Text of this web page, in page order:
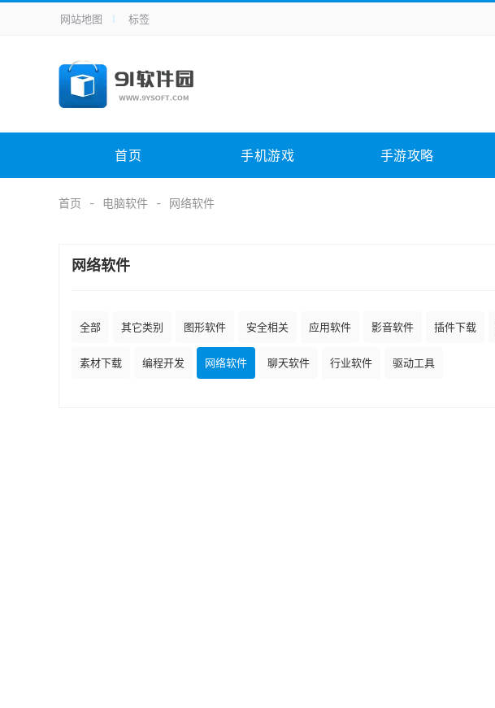
手机应用
手机游戏 H5游戏
电脑软件 其它类别 图形软件 安全相关 应用软件
未分类 综合其它
网站地图 标签
首页 手机游戏 手游攻略
首页 电脑软件 网络软件
网络软件
全部 其它类别 图形软件 安全相关 应用软件 影音软件 插件下载
素材下载 编程开发 网络软件 聊天软件 行业软件 驱动工具